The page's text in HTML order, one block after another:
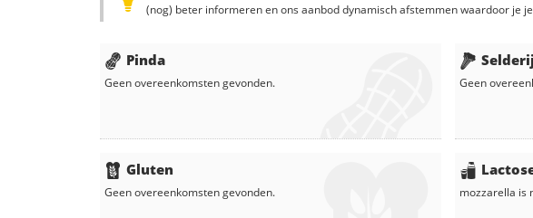
(nog) beter informeren en ons aanbod dynamisch afstemmen waardoor je
Pinda
Geen overeenkomsten gevonden.
Gluten
Geen overeenkomsten gevonden.
Selderij
Geen
mozzarella is